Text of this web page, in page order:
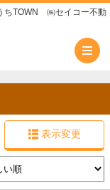
ちTOWN ㈱セイコー不動
表示変更